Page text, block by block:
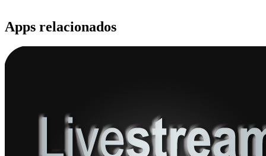
Apps relacionados